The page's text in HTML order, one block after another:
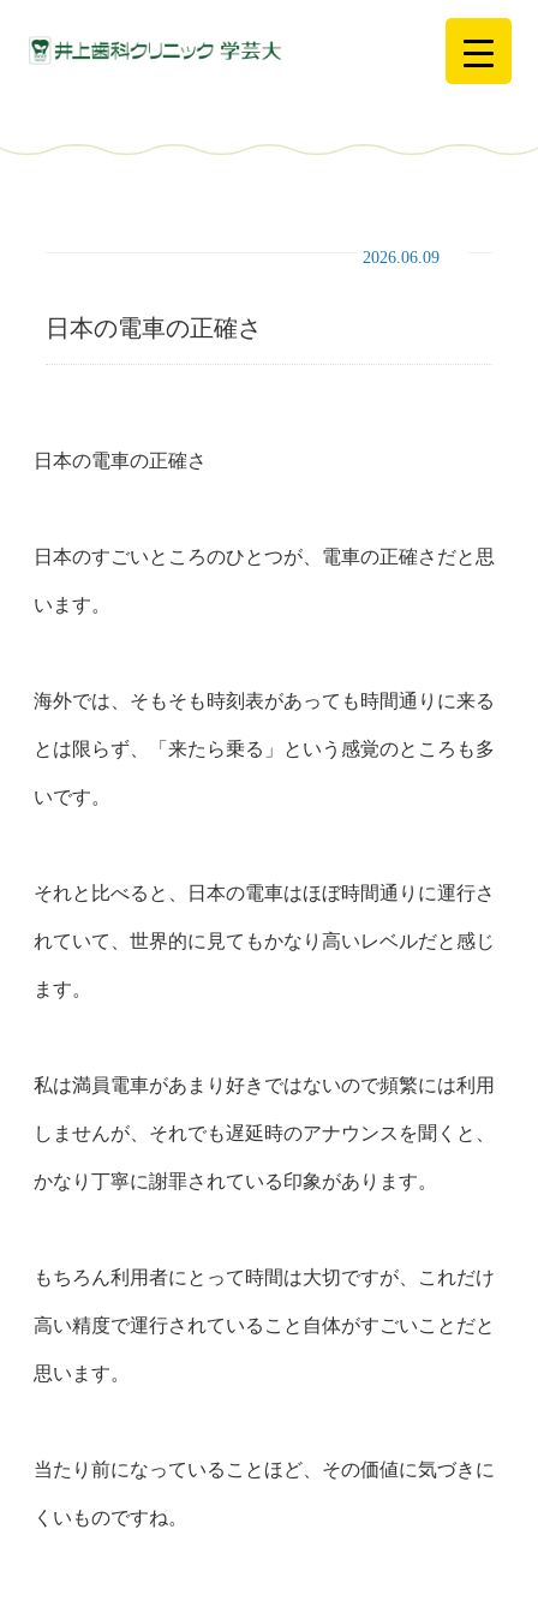
2026.06.09
日本の電車の正確さ
日本の電車の正確さ
日本のすごいところのひとつが、電車の正確さだと思
います。
海外では、そもそも時刻表があっても時間通りに来る
とは限らず、「来たら乗る」という感覚のところも多
いです。
それと比べると、日本の電車はほぼ時間通りに運行さ
れていて、世界的に見てもかなり高いレベルだと感じ
ます。
私は満員電車があまり好きではないので頻繁には利用
しませんが、それでも遅延時のアナウンスを聞くと、
かなり丁寧に謝罪されている印象があります。
もちろん利用者にとって時間は大切ですが、これだけ
高い精度で運行されていること自体がすごいことだと
思います。
当たり前になっていることほど、その価値に気づきに
くいものですね。